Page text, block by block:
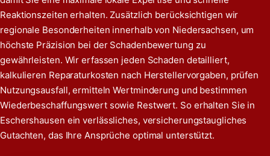
Reaktionszeiten erhalten. Zusätzlich berücksichtigen wir
regionale Besonderheiten innerhalb von Niedersachsen, um
höchste Präzision bei der Schadenbewertung zu
gewährleisten. Wir erfassen jeden Schaden detailliert,
kalkulieren Reparaturkosten nach Herstellervorgaben, prüfen
Nutzungsausfall, ermitteln Wertminderung und bestimmen
Wiederbeschaffungswert sowie Restwert. So erhalten Sie in
Eschershausen ein verlässliches, versicherungstaugliches
Gutachten, das Ihre Ansprüche optimal unterstützt.